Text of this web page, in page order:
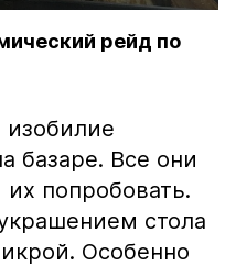
рейд по
изобилие
базаре. Все они
попробовать.
стола
Особенно